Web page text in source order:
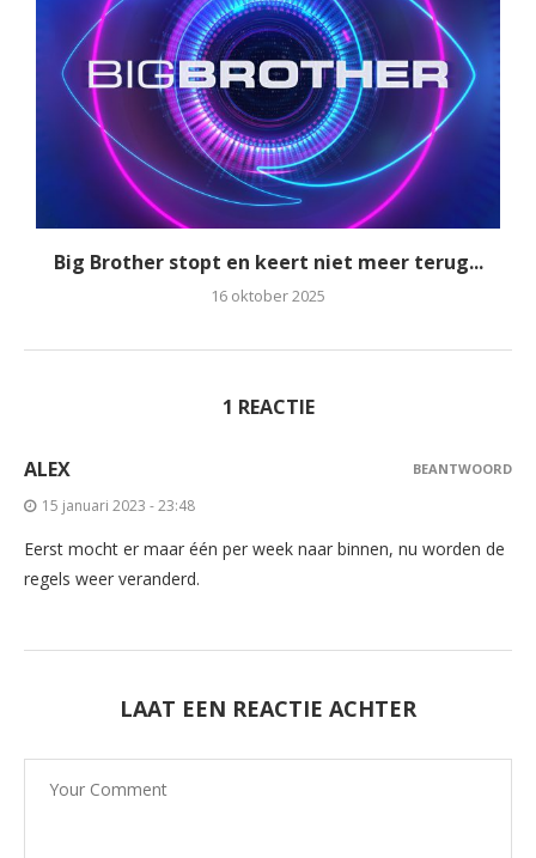
Big Brother stopt en keert niet meer terug...
16 oktober 2025
1 REACTIE
ALEX
15 januari 2023 - 23:48
Eerst mocht er maar één per week naar binnen, nu worden de
regels weer veranderd.
BEANTWOORD
LAAT EEN REACTIE ACHTER